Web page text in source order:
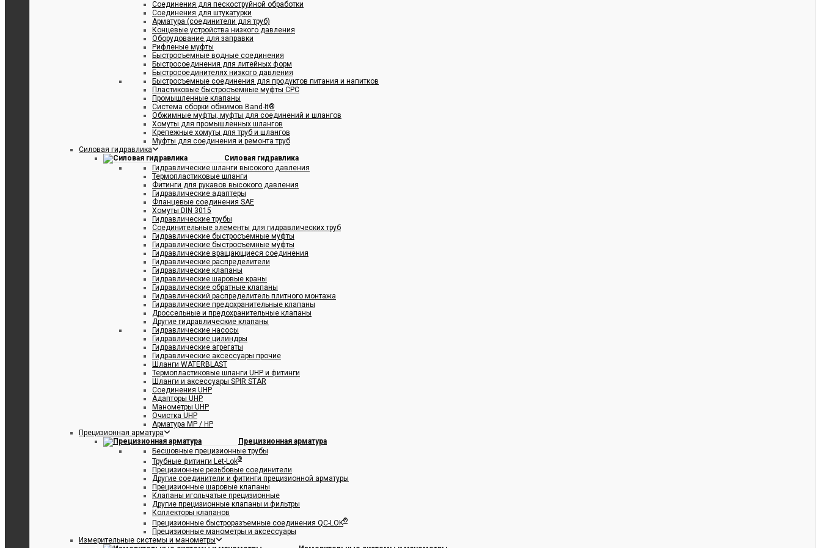
Соединения для пескоструйной обработки
Cоединения для штукатурки
Арматура (соединители для труб)
Концевые устройства низкого давления
Оборудование для заправки
Рифленые муфты
Быстросъемные водные соединения
Быстросоединения для литейных форм
Быстросоединителях низкого давления
Быстросъемные соединения для продуктов питания и напитков
Пластиковые быстросъемные муфты CPC
Промышленные клапаны
Система сборки обжимов Band-It®
Обжимные муфты, муфты для соединений и шлангов
Хомуты для промышленных шлангов
Крепежные хомуты для труб и шлангов
Муфты для соединения и ремонта труб
Силовая гидравлика
Силовая гидравлика
Гидравлические шланги высокого давления
Термопластиковые шланги
Фитинги для рукавов высокого давления
Гидравлические адаптеры
Фланцевые соединения SAE
Хомуты DIN 3015
Гидравлические трубы
Соединительные элементы для гидравлических труб
Гидравлические быстросъемные муфты
Гидравлические быстросъемные муфты
Гидравлические вращающиеся соединения
Гидравлические распределители
Гидравлические клапаны
Гидравлические шаровые краны
Гидравлические обратные клапаны
Гидравлический распределитель плитного монтажа
Гидравлические предохранительные клапаны
Дроссельные и предохранительные клапаны
Другие гидравлические клапаны
Гидравлические насосы
Гидравлические цилиндры
Гидравлические агрегаты
Гидравлические аксессуары прочие
Шланги WATERBLAST
Термопластиковые шланги UHP и фитинги
Шланги и аксессуары SPIR STAR
Соединения UHP
Адапторы UHP
Манометры UHP
Очистка UHP
Арматура MP / HP
Прецизионная арматура
Прецизионная арматура
Бесшовные прецизионные трубы
Трубные фитинги Let-Lok®
Прецизионные резьбовые соединители
Другие соединители и фитинги прецизионной арматуры
Прецизионные шаровые клапаны
Клапаны игольчатые прецизионные
Другие прецизионные клапаны и фильтры
Коллекторы клапанов
Прецизионные быстроразъемные соединения QC-LOK®
Прецизионные манометры и аксессуары
Измерительные системы и манометры
спиралью из жесткого ПВХ STAR PS
жидкости, бурового шлама RIG STAR SD